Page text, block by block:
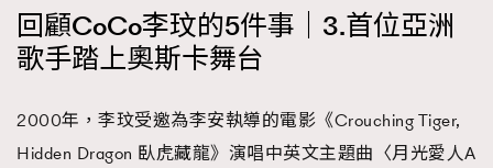
回顧CoCo李玟的5件事｜3.首位亞洲
歌手踏上奧斯卡舞台
2000年，李玟受邀為李安執導的電影《Crouching Tiger,
Hidden Dragon 臥虎藏龍》演唱中英文主題曲〈月光愛人A